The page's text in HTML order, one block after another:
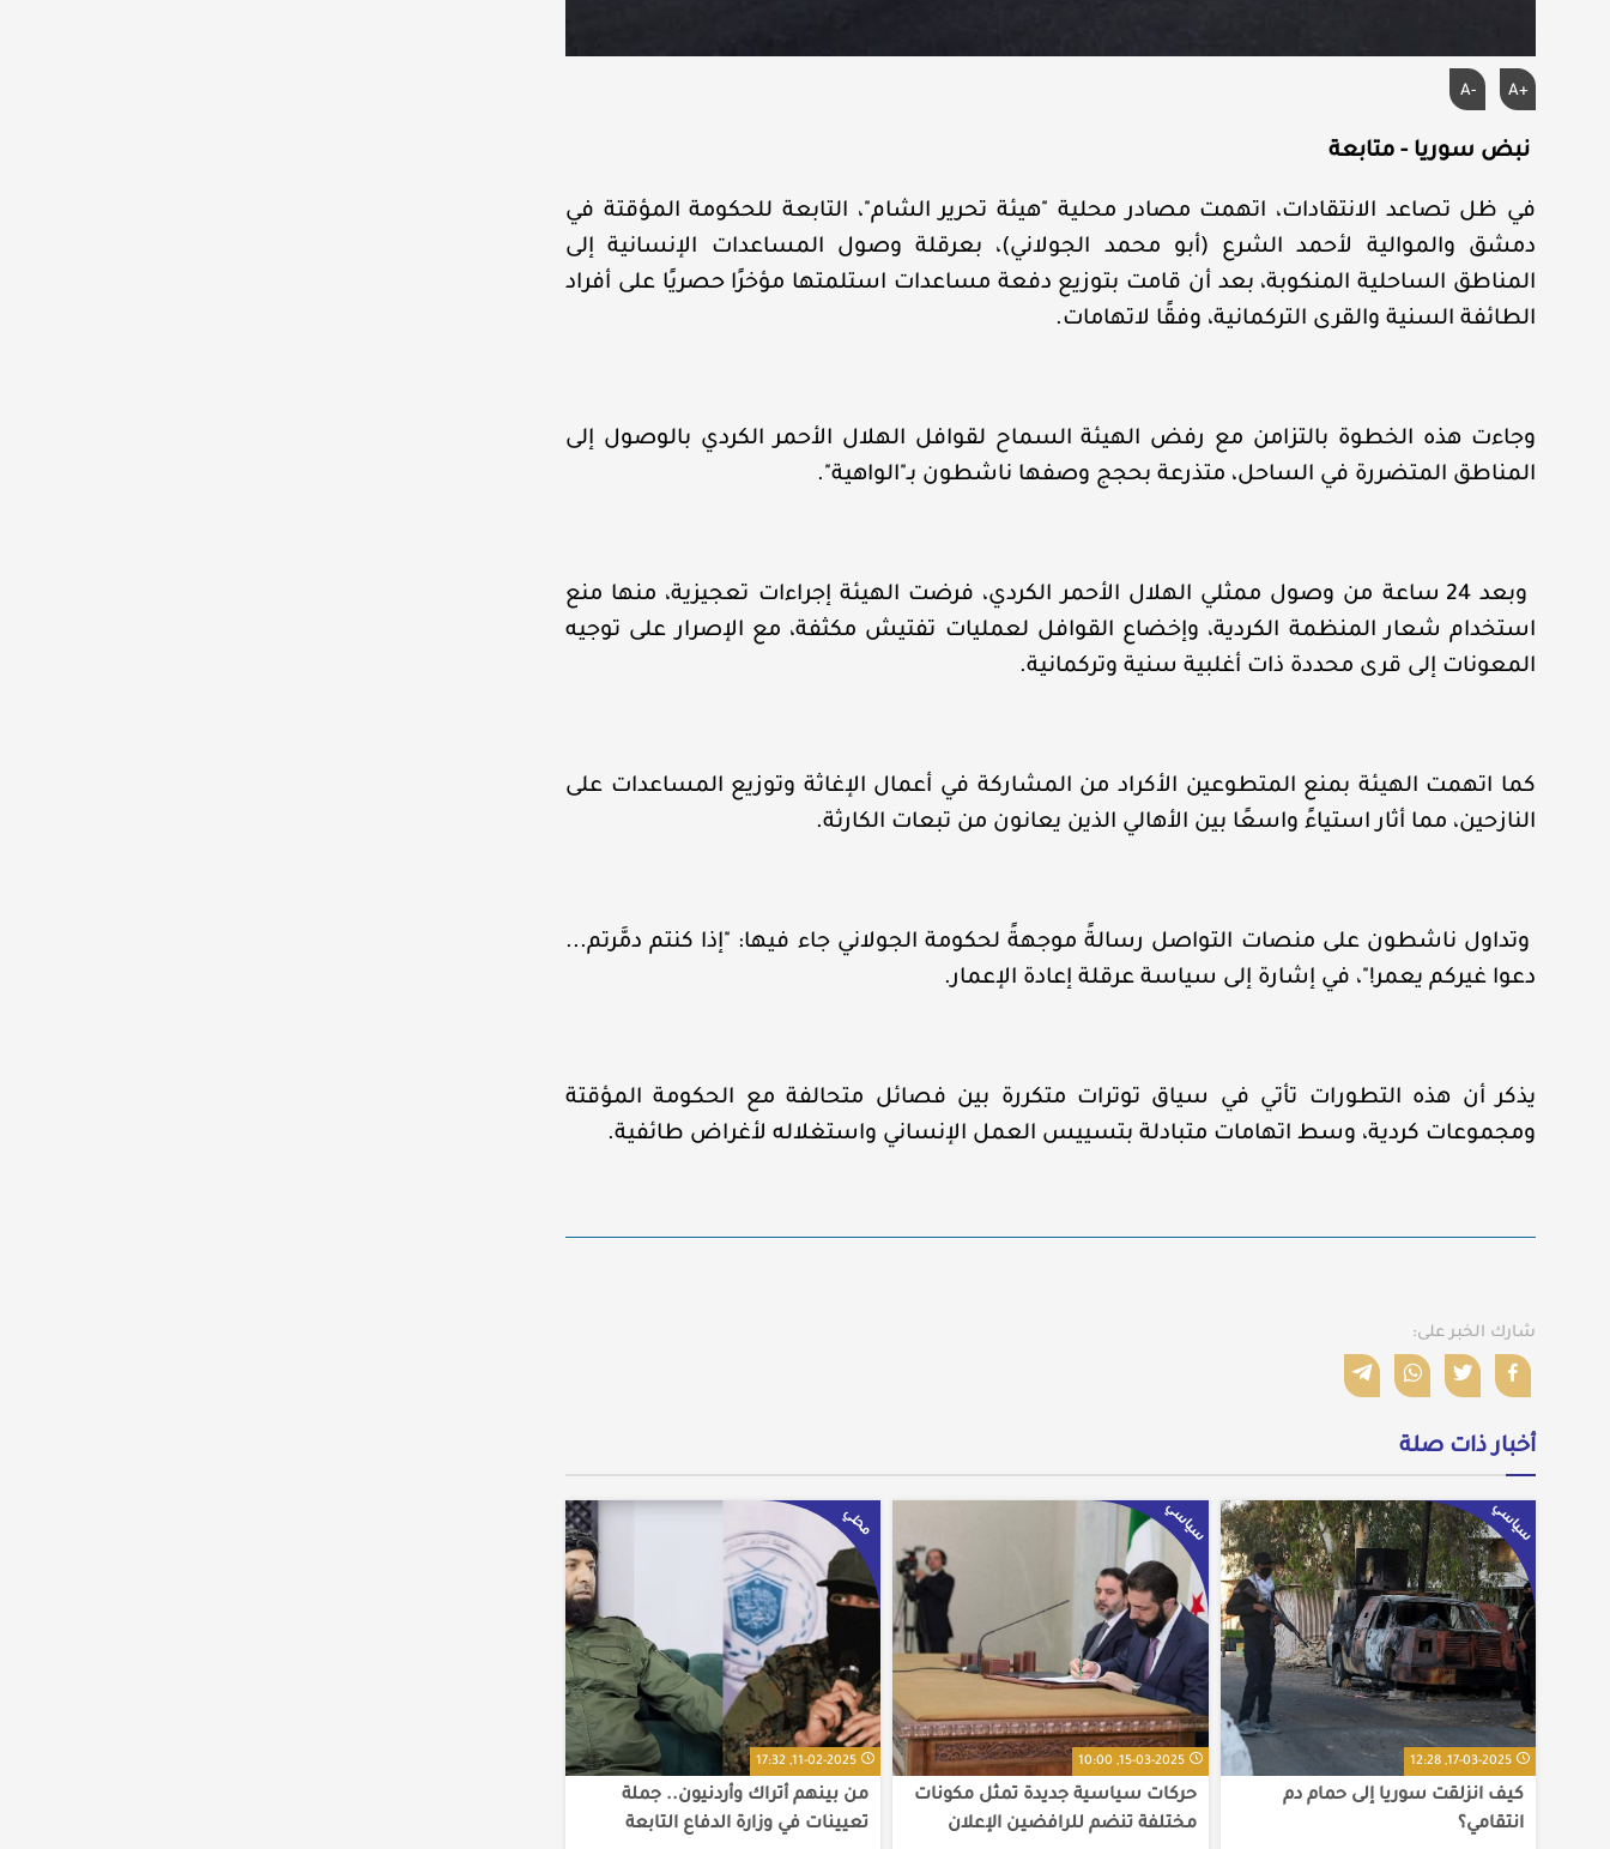
A+
A-
نبض سوريا - متابعة
في ظل تصاعد الانتقادات، اتهمت مصادر محلية "هيئة تحرير الشام"، التابعة للحكومة المؤقتة في
دمشق والموالية لأحمد الشرع (أبو محمد الجولاني)، بعرقلة وصول المساعدات الإنسانية إلى
المناطق الساحلية المنكوبة، بعد أن قامت بتوزيع دفعة مساعدات استلمتها مؤخرًا حصريًا على أفراد
الطائفة السنية والقرى التركمانية، وفقًا لاتهامات.
وجاءت هذه الخطوة بالتزامن مع رفض الهيئة السماح لقوافل الهلال الأحمر الكردي بالوصول إلى
المناطق المتضررة في الساحل، متذرعة بحجج وصفها ناشطون بـ"الواهية".
وبعد 24 ساعة من وصول ممثلي الهلال الأحمر الكردي، فرضت الهيئة إجراءات تعجيزية، منها منع
استخدام شعار المنظمة الكردية، وإخضاع القوافل لعمليات تفتيش مكثفة، مع الإصرار على توجيه
المعونات إلى قرى محددة ذات أغلبية سنية وتركمانية.
كما اتهمت الهيئة بمنع المتطوعين الأكراد من المشاركة في أعمال الإغاثة وتوزيع المساعدات على
النازحين، مما أثار استياءً واسعًا بين الأهالي الذين يعانون من تبعات الكارثة.
وتداول ناشطون على منصات التواصل رسالةً موجهةً لحكومة الجولاني جاء فيها: "إذا كنتم دمَّرتم...
دعوا غيركم يعمر!"، في إشارة إلى سياسة عرقلة إعادة الإعمار.
يذكر أن هذه التطورات تأتي في سياق توترات متكررة بين فصائل متحالفة مع الحكومة المؤقتة
ومجموعات كردية، وسط اتهامات متبادلة بتسييس العمل الإنساني واستغلاله لأغراض طائفية.
شارك الخبر على:
أخبار ذات صلة
سياسي
17-03-2025, 12:28
كيف انزلقت سوريا إلى حمام دم
انتقامي؟
سياسي
15-03-2025, 10:00
حركات سياسية جديدة تمثل مكونات
مختلفة تنضم للرافضين الإعلان
محلي
11-02-2025, 17:32
من بينهم أتراك وأردنيون.. جملة
تعيينات في وزارة الدفاع التابعة